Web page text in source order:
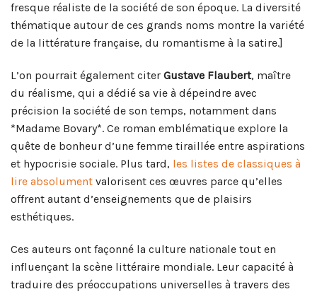
fresque réaliste de la société de son époque. La diversité
thématique autour de ces grands noms montre la variété
de la littérature française, du romantisme à la satire.]
L’on pourrait également citer Gustave Flaubert, maître
du réalisme, qui a dédié sa vie à dépeindre avec
précision la société de son temps, notamment dans
*Madame Bovary*. Ce roman emblématique explore la
quête de bonheur d’une femme tiraillée entre aspirations
et hypocrisie sociale. Plus tard, les listes de classiques à
lire absolument valorisent ces œuvres parce qu’elles
offrent autant d’enseignements que de plaisirs
esthétiques.
Ces auteurs ont façonné la culture nationale tout en
influençant la scène littéraire mondiale. Leur capacité à
traduire des préoccupations universelles à travers des